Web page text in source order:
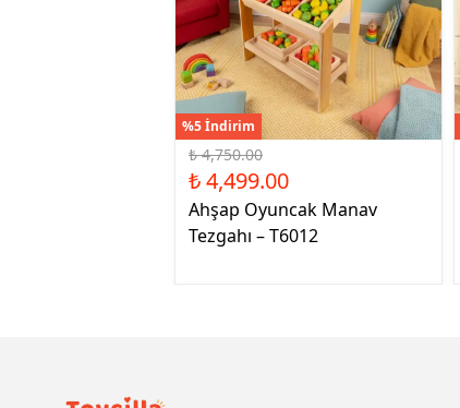
%5 İndirim
₺ 4,750.00
₺ 4,499.00
Ahşap Oyuncak Manav
Tezgahı – T6012